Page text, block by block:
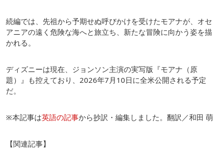
続編では、先祖から予期せぬ呼びかけを受けたモアナが、オセ
アニアの遠く危険な海へと旅立ち、新たな冒険に向かう姿を描
かれる。
ディズニーは現在、ジョンソン主演の実写版『モアナ（原
題）』も控えており、2026年7月10日に全米公開される予定
だ。
※本記事は英語の記事から抄訳・編集しました。翻訳／和田 萌
【関連記事】